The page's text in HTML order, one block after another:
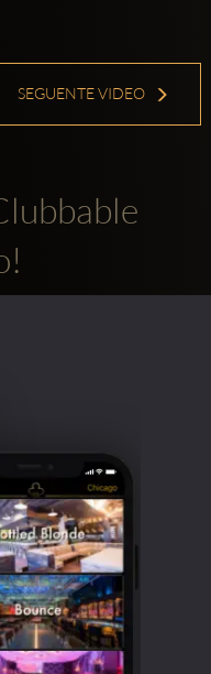
SEGUENTE VIDEO